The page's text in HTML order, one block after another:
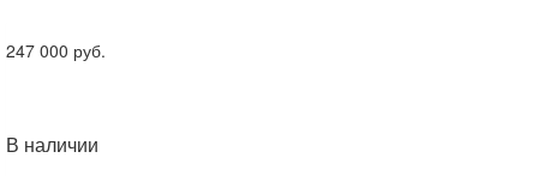
247 000 руб.
В наличии